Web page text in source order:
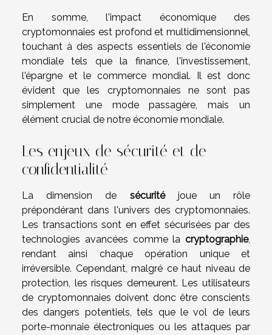
En somme, l'impact économique des
cryptomonnaies est profond et multidimensionnel,
touchant à des aspects essentiels de l'économie
mondiale tels que la finance, l'investissement,
l'épargne et le commerce mondial. Il est donc
évident que les cryptomonnaies ne sont pas
simplement une mode passagère, mais un
élément crucial de notre économie mondiale.
Les enjeux de sécurité et de
confidentialité
La dimension de sécuritéjoue un rôle
prépondérant dans l'univers des cryptomonnaies.
Les transactions sont en effet sécurisées par des
technologies avancées comme la cryptographie,
rendant ainsi chaque opération unique et
irréversible. Cependant, malgré ce haut niveau de
protection, les risques demeurent. Les utilisateurs
de cryptomonnaies doivent donc être conscients
des dangers potentiels, tels que le vol de leurs
porte-monnaie électroniques ou les attaques par